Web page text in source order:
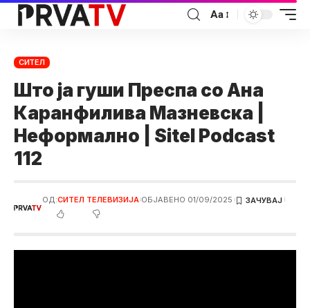
Аа
СИТЕЛ
Што ја гуши Преспа со Ана
Каранфилива Мазневска |
Неформално | Sitel Podcast
112
ОД:СИТЕЛ ТЕЛЕВИЗИЈА ОБЈАВЕНО 01/09/2025